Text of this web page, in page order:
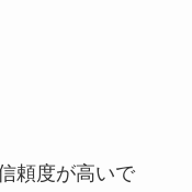
頼度が高いで